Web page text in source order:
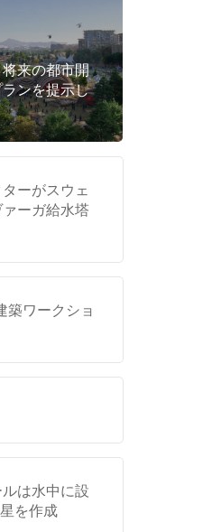
来の都市開
ンを提示し
ーがスウェ
ーガ給水塔
築ワークショ
は水中に設
を作成